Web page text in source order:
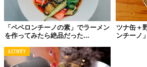
「ペペロンチーノだけは得意なんです」と
輩が包丁を握りました。午前中のミーティ
「ペペロンチーノの素」でラーメン
を作ってみたら絶品だった...
ツナ缶＋
ンチーノ」
ACTIVITY